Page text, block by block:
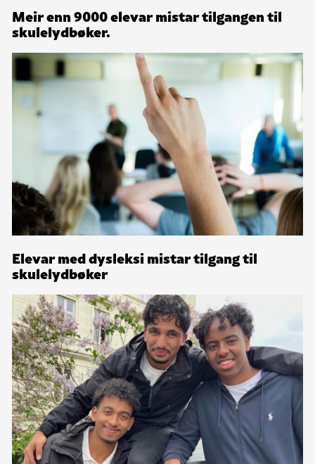
Meir enn 9000 elevar mistar tilgangen til
skulelydbøker.
Elevar med dysleksi mistar tilgang til
skulelydbøker